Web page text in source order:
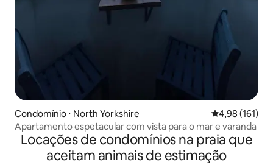
Condomínio ⋅ North Yorkshire 4,98 de uma
4,98 (161)
Apartamento espetacular com vista para o mar e varanda
Locações de condomínios na praia que
aceitam animais de estimação